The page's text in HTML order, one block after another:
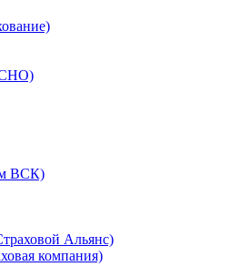
ВСК)
Альянс)
компания)